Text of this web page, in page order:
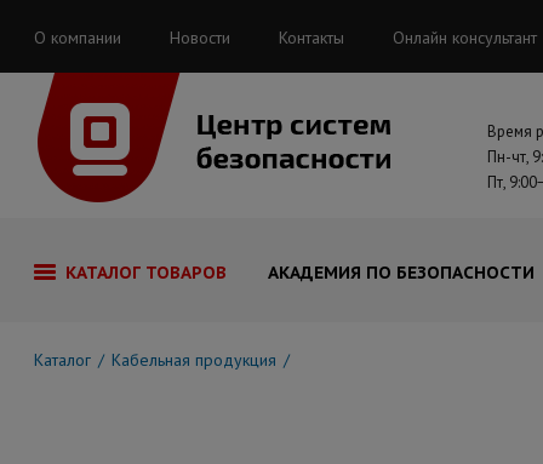
О компании Новости Контакты Онлайн консультант
Время
Пн-чт,
Пт,
КАТАЛОГ ТОВАРОВ АКАДЕМИЯ ПО БЕЗОПАСНОСТИ
Каталог Кабельная продукция